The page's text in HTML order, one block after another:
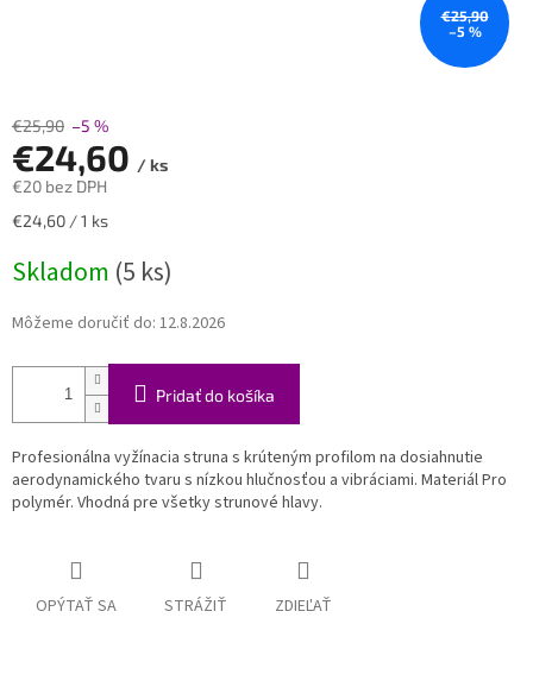
€25,90
–5 %
€25,90 –5 %
€24,60 / ks
€20 bez DPH
Jednotková
€24,60 / 1 ks
Skladom (5 ks)
Môžeme doručiť do: 12.8.2026
Pridať do košíka
Profesionálna vyžínacia struna s krúteným profilom na dosiahnutie
aerodynamického tvaru s nízkou hlučnosťou a vibráciami. Materiál Pro
polymér. Vhodná pre všetky strunové hlavy.
OPÝTAŤ SA STRÁŽIŤ ZDIEĽAŤ